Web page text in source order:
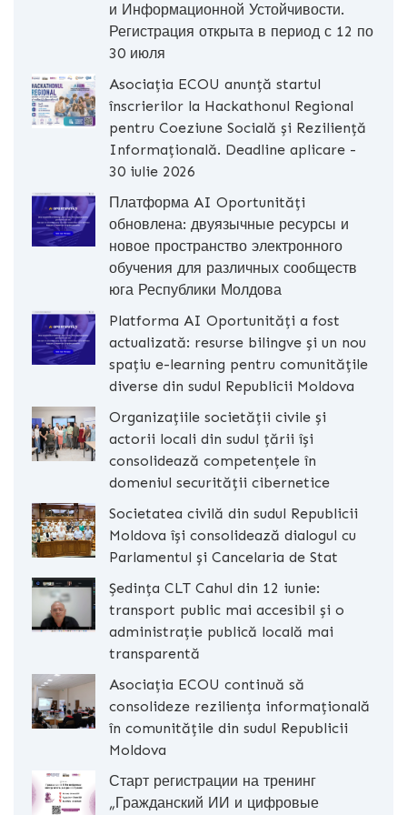
и Информационной Устойчивости.
Регистрация открыта в период с 12 по
30 июля
Asociația ECOU anunță startul
înscrierilor la Hackathonul Regional
pentru Coeziune Socială și Reziliență
Informațională. Deadline aplicare -
30 iulie 2026
Платформа AI Oportunități
обновлена: двуязычные ресурсы и
новое пространство электронного
обучения для различных сообществ
юга Республики Молдова
Platforma AI Oportunități a fost
actualizată: resurse bilingve și un nou
spațiu e-learning pentru comunitățile
diverse din sudul Republicii Moldova
Organizațiile societății civile și
actorii locali din sudul țării își
consolidează competențele în
domeniul securității cibernetice
Societatea civilă din sudul Republicii
Moldova își consolidează dialogul cu
Parlamentul și Cancelaria de Stat
Ședința CLT Cahul din 12 iunie:
transport public mai accesibil și o
administrație publică locală mai
transparentă
Asociația ECOU continuă să
consolideze reziliența informațională
în comunitățile din sudul Republicii
Moldova
Старт регистрации на тренинг
„Гражданский ИИ и цифровые